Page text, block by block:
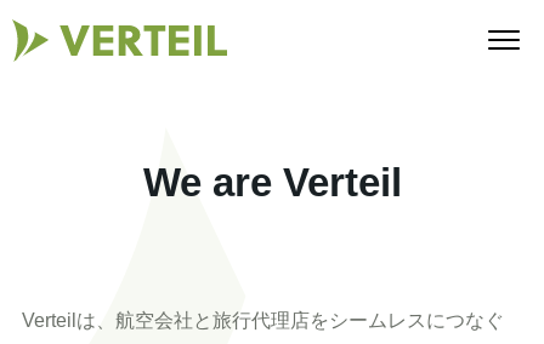
We are Verteil
Verteilは、航空会社と旅行代理店をシームレスにつなぐ